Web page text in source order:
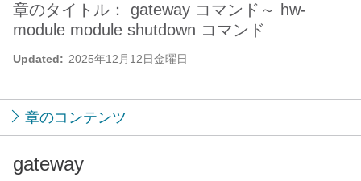
Updated: 2025年12月12日金曜日
章のタイトル： gateway コマンド～ hw-
module module shutdown コマンド
章のコンテンツ
gateway